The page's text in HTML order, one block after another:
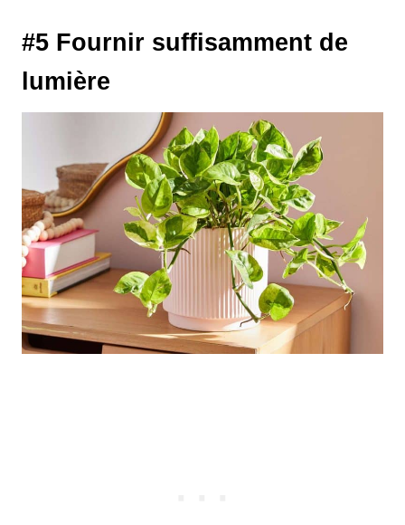
#5 Fournir suffisamment de
lumière